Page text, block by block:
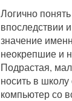
Логично
впоследствии
значение
неокрепшие и
Подрастая,
носить в
компьютер со